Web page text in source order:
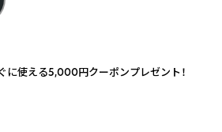
に使える5,000円クーポンプレゼント！